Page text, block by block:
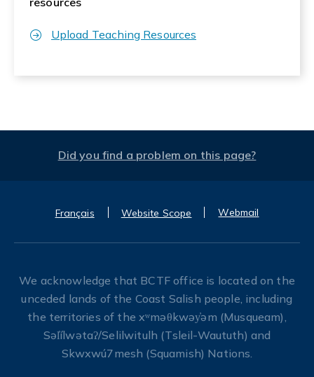
Upload Teaching Resources
Did you find a problem on this page?
Français Website Scope Webmail
We acknowledge that BCTF office is located on the
unceded lands of the Coast Salish people, including
the territories of the xʷməθkwəy̓əm (Musqueam),
Səl̓ílwətaʔ/Selilwitulh (Tsleil-Waututh) and
Skwxwú7mesh (Squamish) Nations.